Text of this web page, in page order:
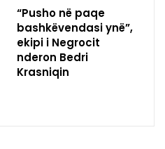
“Pusho në paqe
bashkëvendasi ynë”,
ekipi i Negrocit
nderon Bedri
Krasniqin